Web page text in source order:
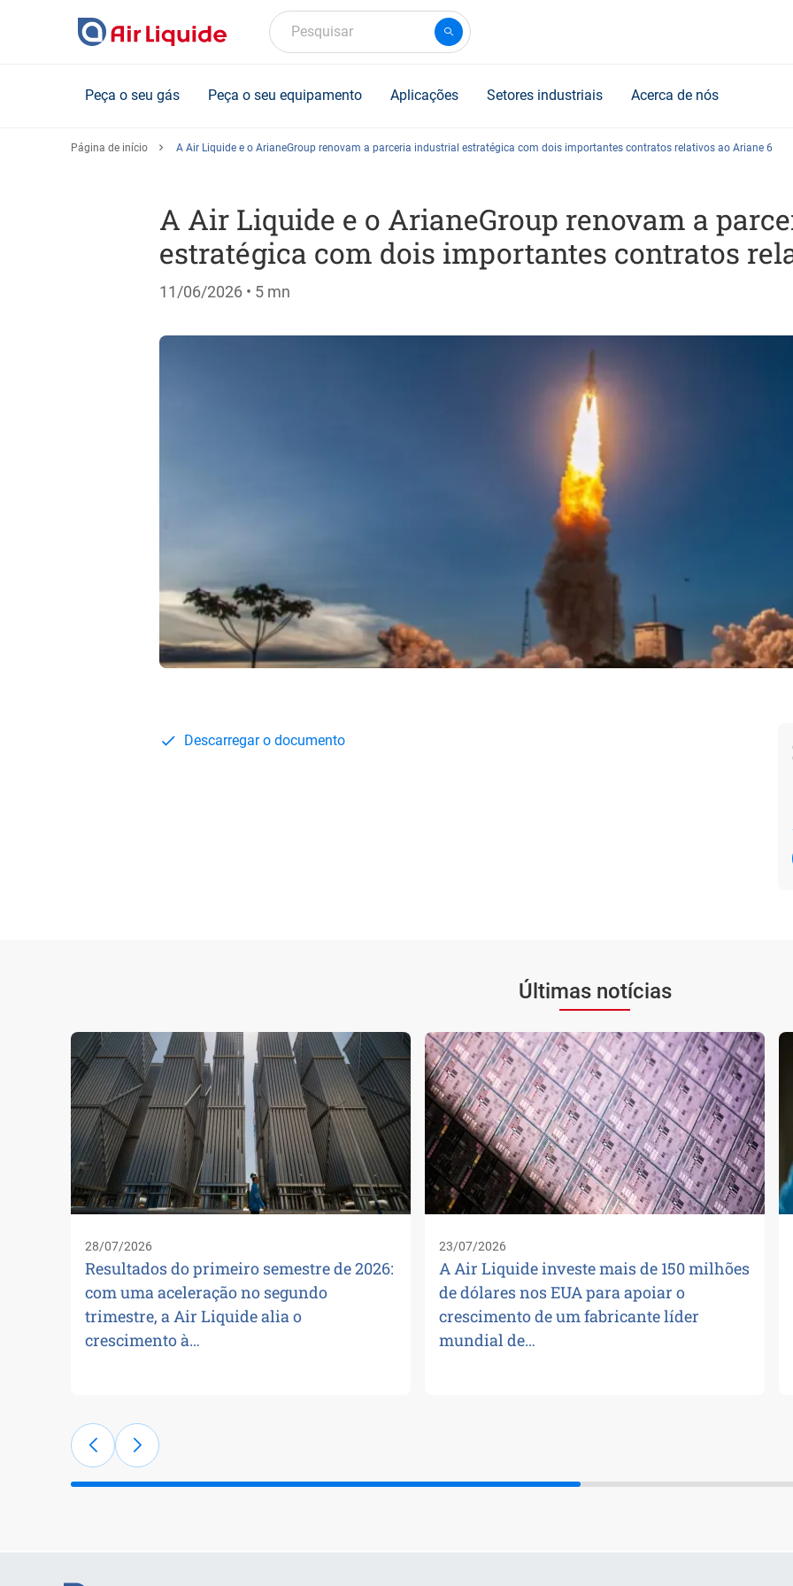
Pesquisar
Peça o seu gás Peça o seu equipamento Aplicações Setores industriais Acerca de nós
Página de início A Air Liquide e o ArianeGroup renovam a parceria industrial estratégica com dois importantes contratos relativos ao Ariane 6
A Air Liquide e o ArianeGroup renovam a
estratégica com dois importantes contratos
11/06/2026 • 5 mn
Descarregar o documento
Últimas notícias
28/07/2026
Resultados do primeiro semestre de 2026:
com uma aceleração no segundo
trimestre, a Air Liquide alia o
crescimento à…
23/07/2026
A Air Liquide investe mais de 150 milhões
de dólares nos EUA para apoiar o
crescimento de um fabricante líder
mundial de…